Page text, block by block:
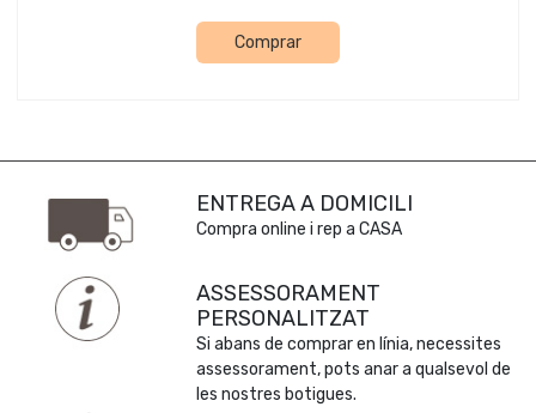
Comprar
ENTREGA A DOMICILI
Compra online i rep a CASA
ASSESSORAMENT
PERSONALITZAT
Si abans de comprar en línia, necessites
assessorament, pots anar a qualsevol de
les nostres botigues.